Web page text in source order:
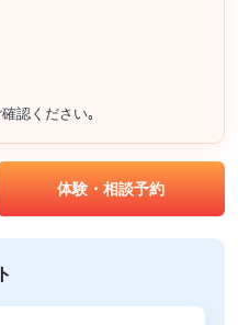
認ください｡
体験・相談予約